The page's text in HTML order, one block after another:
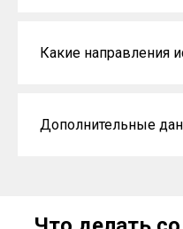
Какие направления
Дополнительные